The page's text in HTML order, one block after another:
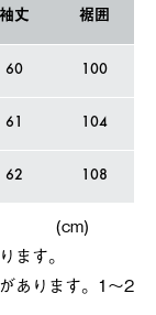
袖丈 裾囲
60 100
61 104
62 108
(cm)
ます。
あります。1～2